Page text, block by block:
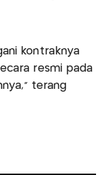
kontraknya
resmi pada
terang